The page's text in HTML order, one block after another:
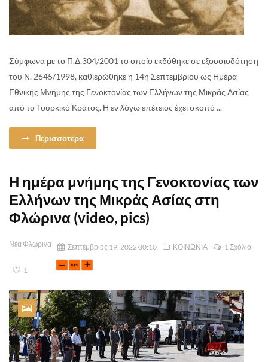
Σύμφωνα με το Π.Δ.304/2001 το οποίο εκδόθηκε σε εξουσιοδότηση
του Ν. 2645/1998, καθιερώθηκε η 14η Σεπτεμβρίου ως Ημέρα
Εθνικής Μνήμης της Γενοκτονίας των Ελλήνων της Μικράς Ασίας
από το Τουρκικό Κράτος. Η εν λόγω επέτειος έχει σκοπό ...
Περισσοτερα
Η ημέρα μνήμης της Γενοκτονίας των
Ελλήνων της Μικράς Ασίας στη
Φλώρινα (video, pics)
Νέα Φλώρινα Σεπτέμβριος 19, 2022 00:10 ΚΟΙΝΩΝΙΑ 1 Σχόλιο
1